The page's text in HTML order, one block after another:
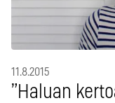
11.8.2015
”Haluan